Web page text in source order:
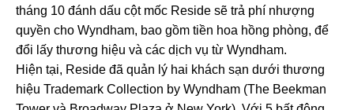
tháng 10 đánh dấu cột mốc Reside sẽ trả phí nhượng
quyền cho Wyndham, bao gồm tiền hoa hồng phòng, để
đổi lấy thương hiệu và các dịch vụ từ Wyndham.
Hiện tại, Reside đã quản lý hai khách sạn dưới thương
hiệu Trademark Collection by Wyndham (The Beekman